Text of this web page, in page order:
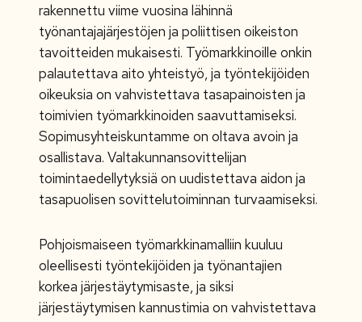
rakennettu viime vuosina lähinnä
työnantajajärjestöjen ja poliittisen oikeiston
tavoitteiden mukaisesti. Työmarkkinoille onkin
palautettava aito yhteistyö, ja työntekijöiden
oikeuksia on vahvistettava tasapainoisten ja
toimivien työmarkkinoiden saavuttamiseksi.
Sopimusyhteiskuntamme on oltava avoin ja
osallistava. Valtakunnansovittelijan
toimintaedellytyksiä on uudistettava aidon ja
tasapuolisen sovittelutoiminnan turvaamiseksi.
Pohjoismaiseen työmarkkinamalliin kuuluu
oleellisesti työntekijöiden ja työnantajien
korkea järjestäytymisaste, ja siksi
järjestäytymisen kannustimia on vahvistettava